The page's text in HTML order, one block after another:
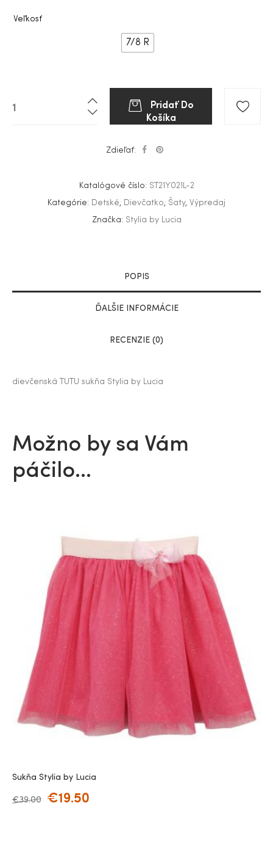
Veľkosť
7/8 R
Pridať Do
Košíka
Zdieľať:
Katalógové číslo: ST21Y021L-2
Kategórie: Detské, Dievčatko, Šaty, Výpredaj
Značka: Stylia by Lucia
POPIS
ĎALŠIE INFORMÁCIE
RECENZIE (0)
dievčenská TUTU sukňa Stylia by Lucia
Možno by sa Vám
páčilo…
Sukňa Stylia by Lucia
€39.00 €19.50